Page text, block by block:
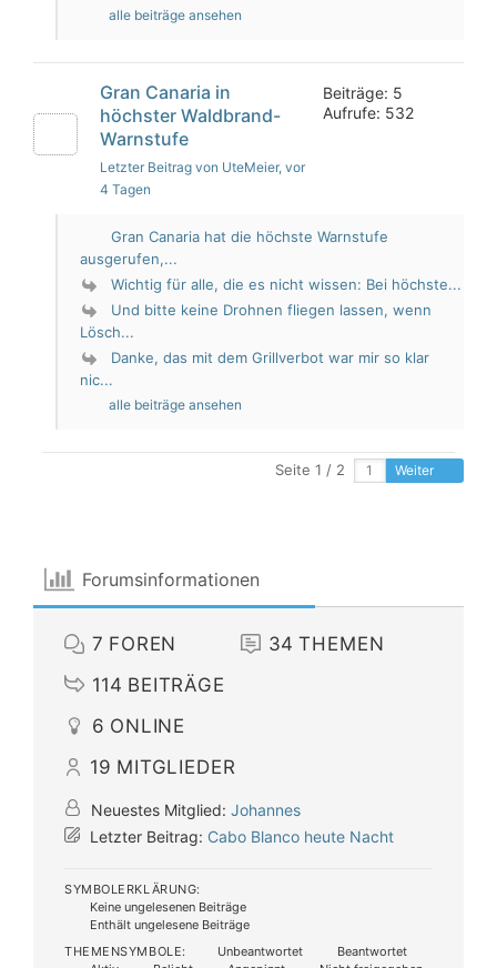
alle beiträge ansehen
Gran Canaria in
höchster Waldbrand-
Warnstufe
Letzter Beitrag von UteMeier, vor
4 Tagen
Beiträge: 5
Aufrufe: 532
Gran Canaria hat die höchste Warnstufe
ausgerufen,...
Wichtig für alle, die es nicht wissen: Bei höchste...
Und bitte keine Drohnen fliegen lassen, wenn
Lösch...
Danke, das mit dem Grillverbot war mir so klar
nic...
alle beiträge ansehen
Seite 1 / 2 Weiter
Forumsinformationen
7 FOREN 34 THEMEN
114 BEITRÄGE
6 ONLINE
19 MITGLIEDER
Neuestes Mitglied: Johannes
Letzter Beitrag: Cabo Blanco heute Nacht
SYMBOLERKLÄRUNG:
Keine ungelesenen Beiträge
Enthält ungelesene Beiträge
THEMENSYMBOLE:
Unbeantwortet
Beantwortet